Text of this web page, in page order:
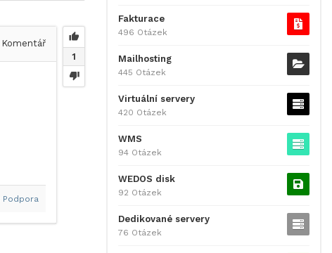
1
Komentář
Podpora
Fakturace
496 Otázek
Mailhosting
445 Otázek
Virtuální servery
420 Otázek
WMS
94 Otázek
WEDOS disk
92 Otázek
Dedikované servery
76 Otázek